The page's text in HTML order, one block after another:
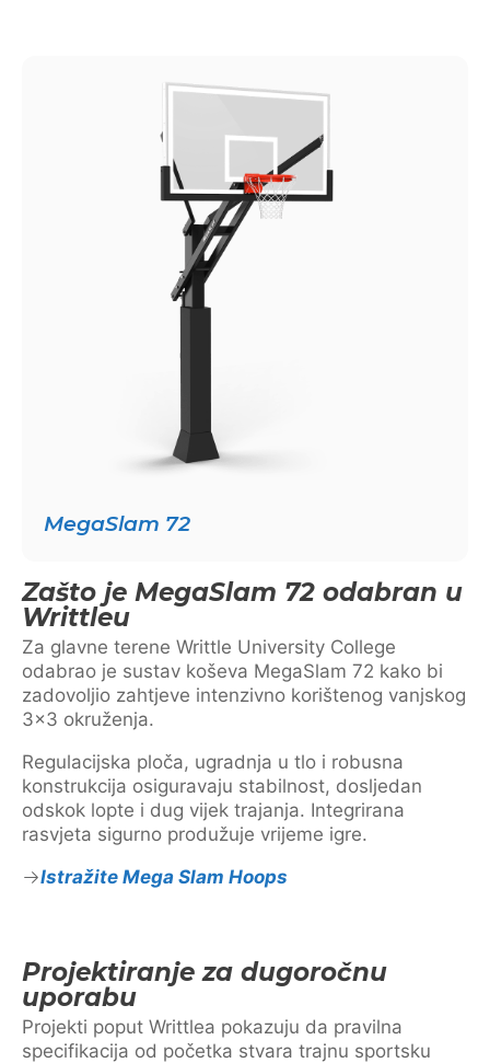
Zašto je MegaSlam 72 odabran u
Writtleu
Za glavne terene Writtle University College
odabrao je sustav koševa MegaSlam 72 kako bi
zadovoljio zahtjeve intenzivno korištenog vanjskog
3×3 okruženja.
Regulacijska ploča, ugradnja u tlo i robusna
konstrukcija osiguravaju stabilnost, dosljedan
odskok lopte i dug vijek trajanja. Integrirana
rasvjeta sigurno produžuje vrijeme igre.
Istražite Mega Slam Hoops
MegaSlam 72
Projektiranje za dugoročnu
uporabu
Projekti poput Writtlea pokazuju da pravilna
specifikacija od početka stvara trajnu sportsku